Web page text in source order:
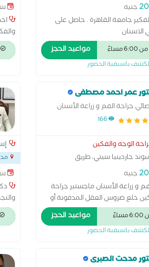
جنيه
جامعة القاهرة . حاصل على
الاسنان
مساءً مواعيد الحجز
باسبقية الحضور
عمر احمد مصطفى
جراحة الفم و زراعة الأسنان
جراحة الفم و الوجه و الفكين
166
الوجه والفكين
جاردينيا سيتي، طريق
جنيه
و زراعة الأسنان ماجستير جراحة
خلع ضروس العقل المدفونة أو
(بشكل جراحي متقدم) علاج
تشوهات الفك (تقديم أو
وأورام الفم والفكين جراحات
(ترقيع عظمي)
مواعيد الحجز
باسبقية الحضور
مدحت الصبرى